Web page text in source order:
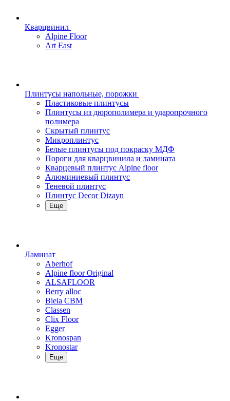
Кварцвинил
Alpine Floor
Art East
Плинтусы напольные, порожки
Пластиковые плинтусы
Плинтусы из дюрополимера и ударопрочного
полимера
Скрытый плинтус
Микроплинтус
Белые плинтусы под покраску МДФ
Пороги для кварцвинила и ламината
Кварцевый плинтус Alpine floor
Алюминиевый плинтус
Теневой плинтус
Плинтус Decor Dizayn
Еще
Ламинат
Aberhof
Alpine floor Original
ALSAFLOOR
Berry alloc
Biela CBM
Classen
Clix Floor
Egger
Kronospan
Kronostar
Еще